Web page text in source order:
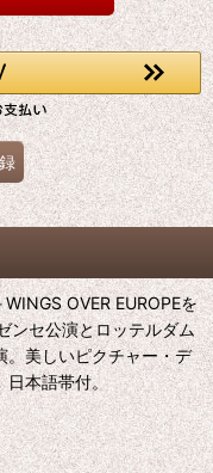
OVER EUROPEを
ンセ公演とロッテルダム
。美しいピクチャー・デ
日本語帯付。